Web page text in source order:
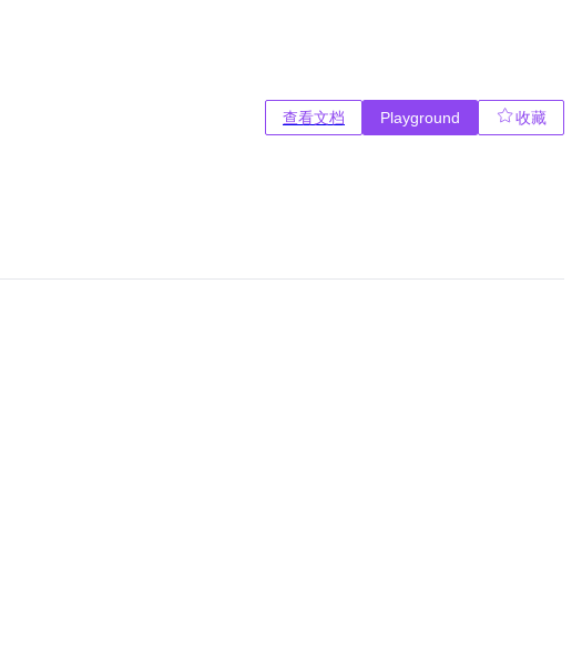
查看文档 Playground
收藏